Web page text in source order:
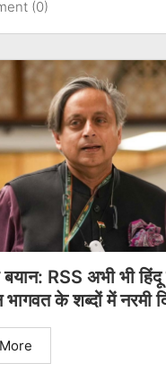
(0)
RSS अभी भी हिंदू
के शब्दों में नरमी